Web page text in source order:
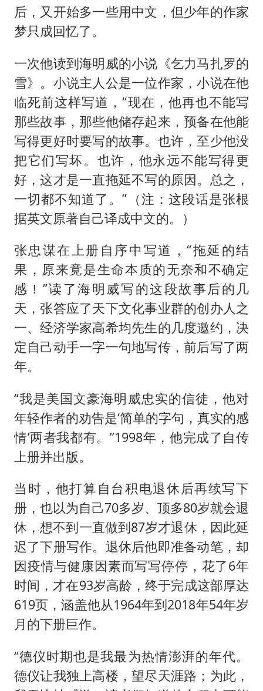
后，又开始多一些用中文，但少年的作家
梦只成回忆了。
一次他读到海明威的小说《乞力马扎罗的
雪》。小说主人公是一位作家，小说在他
临死前这样写道，“现在，他再也不能写
那些故事，那些他储存起来，预备在他能
写得更好时要写的故事。也许，至少他没
把它们写坏。也许，他永远不能写得更
好，这才是一直拖延不写的原因。总之，
一切都不知道了。”（注：这段话是张根
据英文原著自己译成中文的。）
张忠谋在上册自序中写道，“拖延的结
果，原来竟是生命本质的无奈和不确定
感！”读了海明威写的这段故事后的几
天，张答应了天下文化事业群的创办人之
一、经济学家高希均先生的几度邀约，决
定自己动手一字一句地写传，前后写了两
年。
“我是美国文豪海明威忠实的信徒，他对
年轻作者的劝告是‘简单的字句，真实的感
情’两者我都有。”1998年，他完成了自传
上册并出版。
当时，他打算自台积电退休后再续写下
册，也以为自己70多岁、顶多80岁就会退
休，想不到一直做到87岁才退休，因此延
迟了下册写作。退休后他即准备动笔，却
因疫情与健康因素而写写停停，花了6年
时间，才在93岁高龄，终于完成这部厚达
619页，涵盖他从1964年到2018年54年岁
月的下册巨作。
“德仪时期也是我最为热情澎湃的年代。
德仪让我独上高楼，望尽天涯路；为此，